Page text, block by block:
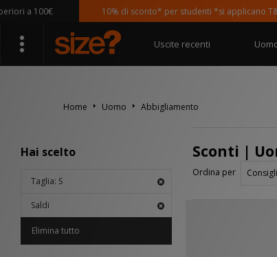
10% di sconto* per studenti *si applicano T&Ci
Uscite recenti
Home Uomo Abbigliamento
Hai scelto
Taglia: S
Saldi
Elimina tutto
Sconti |
Ordina per